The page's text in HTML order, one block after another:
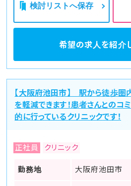
検討リストへ保存
希望の求人を紹介
【大阪府池田市】 駅から徒歩圏
を軽減できます！患者さんとのコ
的に行っているクリニックです！
正社員 クリニック
勤務地 大阪府池田市